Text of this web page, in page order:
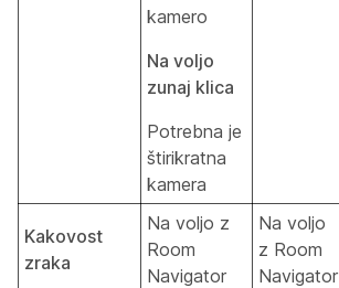
kamero
Na voljo
zunaj klica
Potrebna je
štirikratna
kamera
Kakovost
zraka
Na voljo z
Room
Navigator
Na voljo
z Room
Navigator